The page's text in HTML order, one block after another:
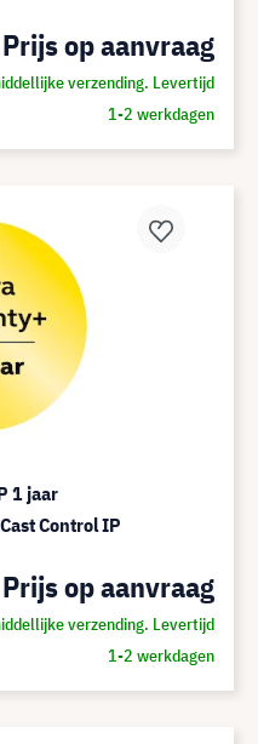
Prijs op aanvraag
verzending. Levertijd
1-2 werkdagen
1 jaar
Control IP
Prijs op aanvraag
verzending. Levertijd
1-2 werkdagen